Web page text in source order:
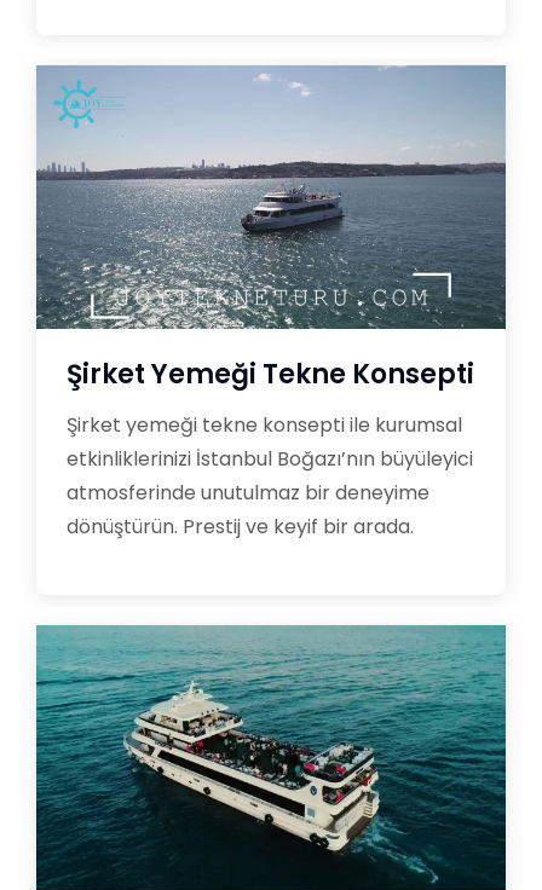
Şirket Yemeği Tekne Konsepti
Şirket yemeği tekne konsepti ile kurumsal
etkinliklerinizi İstanbul Boğazı’nın büyüleyici
atmosferinde unutulmaz bir deneyime
dönüştürün. Prestij ve keyif bir arada.